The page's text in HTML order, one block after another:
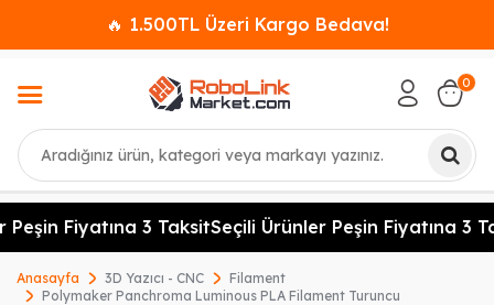
🔥 1.500TL Üzeri Kargo Bedava!
Ara
0
Fiyatına 3 TaksitSeçili Ürünler Peşin Fiyatına 3
Anasayfa 3D Yazıcı - CNC
Filament
Polymaker Panchroma Luminous PLA Filament Turuncu